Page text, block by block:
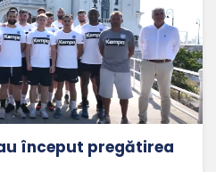
început pregătirea